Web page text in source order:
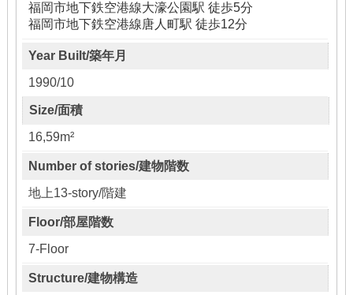
福岡市地下鉄空港線大濠公園駅 徒歩5分
福岡市地下鉄空港線唐人町駅 徒歩12分
Year Built/築年月
1990/10
Size/面積
16,59m²
Number of stories/建物階数
地上13-story/階建
Floor/部屋階数
7-Floor
Structure/建物構造